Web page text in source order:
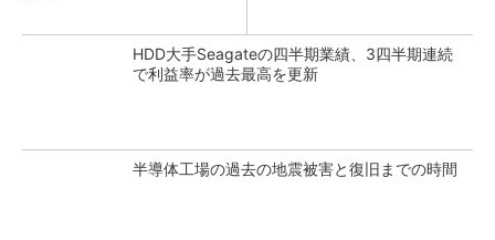
HDD大手Seagateの四半期業績、3四半期連続
で利益率が過去最高を更新
半導体工場の過去の地震被害と復旧までの時間